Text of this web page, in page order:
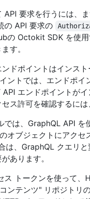
API 要求を行うには、
の API 要求の
の Octokit SDK を使
す。
ドポイントはインス
ントでは、エンドポ
API エンドポイントが
ス許可を確認するに
では、GraphQL API を
オブジェクトにアクセ
は、GraphQL クエリ
あります。
ス トークンを使って
ンテンツ" リポジトリ